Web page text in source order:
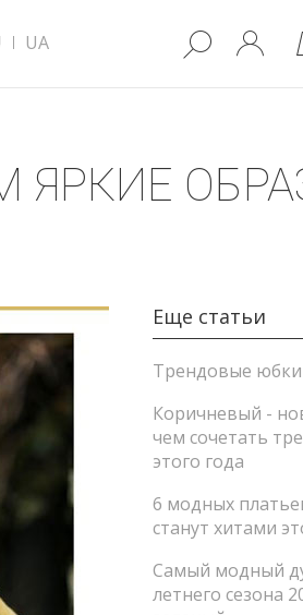
UA
ЯРКИЕ
Еще статьи
Трендовые юбки
Коричневый -
чем сочетать
этого года
6 модных
станут хитами
Самый модный
летнего сезона